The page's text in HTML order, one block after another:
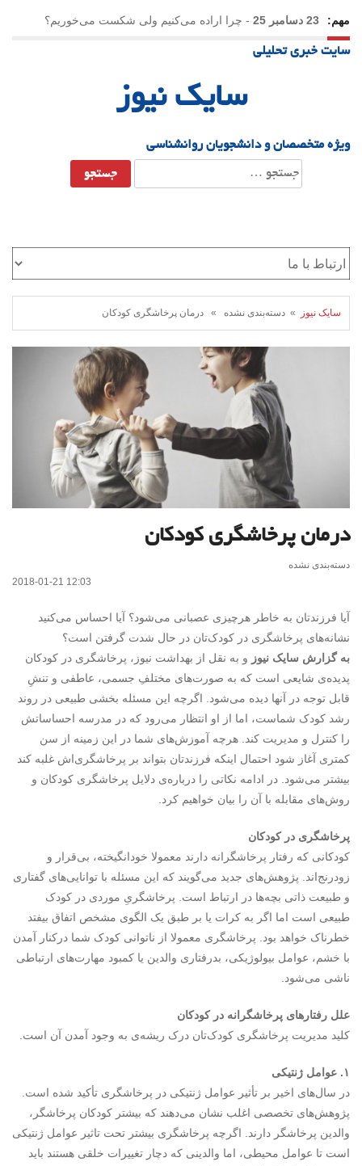
مهم: 23 دسامبر 25 - چرا اراده می‌کنیم ولی شکست می‌خوریم؟
21 دسامبر 25
سایت خبری تحلیلی
سایک نیوز
ویژه متخصصان و دانشجویان روانشناسی
جستجو
برای:
سایک نیوز » دسته‌بندی نشده » درمان پرخاشگری کودکان
درمان پرخاشگری کودکان
دسته‌بندی نشده
2018-01-21 12:03
آیا فرزندتان به خاطر هرچیزی عصبانی می‌شود؟ آیا احساس می‌کنید
نشانه‌های پرخاشگری در کودک‌تان در حال شدت گرفتن است؟
به گزارش سایک نیوز و به نقل از بهداشت نیوز، پرخاشگری در کودکان
پدیده‌ی شایعی است که به صورت‌های مختلفِ جسمی، عاطفی و تنشِ
قابل توجه در آنها دیده می‌شود. اگرچه این مسئله بخشی طبیعی در روند
رشد کودک شماست، اما از او انتظار می‌رود که در مدرسه احساساتش
را کنترل و مدیریت کند. هرچه آموزش‌های شما در این زمینه از سن
کمتری آغاز شود احتمال اینکه فرزندتان بتواند بر پرخاشگری‌اش غلبه کند
بیشتر می‌شود. در ادامه نکاتی را درباره‌ی دلایل پرخاشگری کودکان و
روش‌های مقابله با آن را بیان خواهیم کرد.
پرخاشگری در کودکان
کودکانی که رفتار پرخاشگرانه دارند معمولا خودانگیخته، بی‌قرار و
زودرنج‌اند. پژوهش‌های جدید می‌گویند که این مسئله با توانایی‌های گفتاری
و طبیعت ذاتی بچه‌ها در ارتباط است. پرخاشگریِ موردی در کودک
طبیعی است اما اگر به کرات یا بر طبق یک الگوی مشخص اتفاق بیفتد
خطرناک خواهد بود. پرخاشگری معمولا از ناتوانی کودک شما درکنار آمدن
با خشم، عوامل بیولوژیکی، بدرفتاری والدین یا کمبود مهارت‌های ارتباطی
ناشی می‌شود.
علل رفتارهای پرخاشگرانه در کودکان
کلید مدیریت پرخاشگری کودک‌تان درک ریشه‌ی به وجود آمدن آن است.
۱. عوامل ژنتیکی
در سال‌های اخیر بر تأثیر عوامل ژنتیکی در پرخاشگری تأکید شده است.
پژوهش‌های تخصصی اغلب نشان می‌دهند که بیشتر کودکان پرخاشگر،
والدین پرخاشگر دارند. اگرچه پرخاشگری بیشتر تحت تاثیر عوامل ژنتیکی
است تا عوامل محیطی، اما والدینی که دچار تغییرات خلقی هستند باید